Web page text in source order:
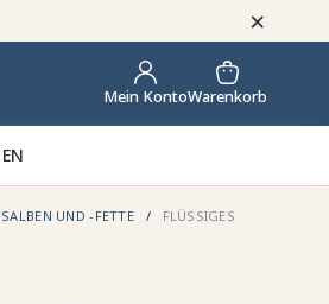
×
Mein KontoWarenkorb
UND -FETTE
FLÜSSIGES